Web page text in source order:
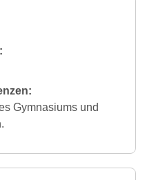
Gymnasiums und